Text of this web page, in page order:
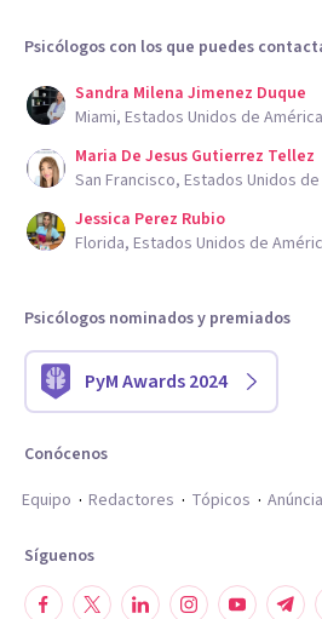
Psicólogos con los que puedes
Sandra Milena Jimenez Duque
Miami, Estados Unidos de América
Maria De Jesus Gutierrez Tellez
San Francisco, Estados Unidos
Jessica Perez Rubio
Florida, Estados Unidos de
Psicólogos nominados y premiados
PyM Awards 2024
Conócenos
Equipo
Redactores Tópicos
Síguenos